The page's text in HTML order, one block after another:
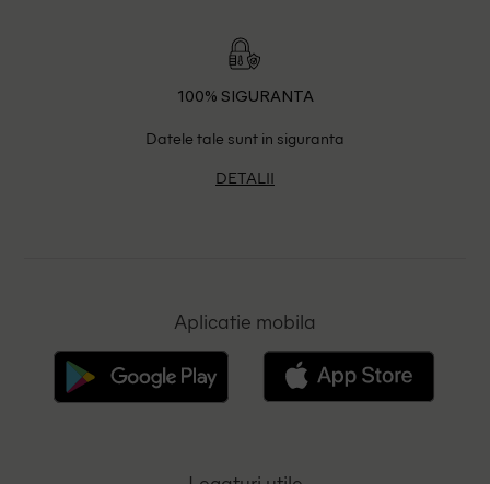
100% SIGURANTA
Datele tale sunt in siguranta
DETALII
Aplicatie mobila